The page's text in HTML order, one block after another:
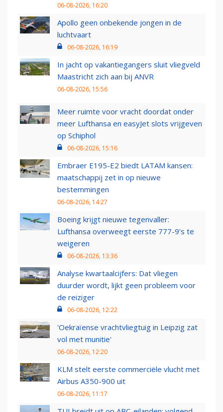
06-08-2026, 16:20
Apollo geen onbekende jongen in de
luchtvaart
06-08-2026, 16:19
In jacht op vakantiegangers sluit vliegveld
Maastricht zich aan bij ANVR
06-08-2026, 15:56
Meer ruimte voor vracht doordat onder
meer Lufthansa en easyJet slots vrijgeven
op Schiphol
06-08-2026, 15:16
Embraer E195-E2 biedt LATAM kansen:
maatschappij zet in op nieuwe
bestemmingen
06-08-2026, 14:27
Boeing krijgt nieuwe tegenvaller:
Lufthansa overweegt eerste 777-9’s te
weigeren
06-08-2026, 13:36
Analyse kwartaalcijfers: Dat vliegen
duurder wordt, lijkt geen probleem voor
de reiziger
06-08-2026, 12:22
'Oekraïense vrachtvliegtuig in Leipzig zat
vol met munitie'
06-08-2026, 12:20
KLM stelt eerste commerciële vlucht met
Airbus A350-900 uit
06-08-2026, 11:17